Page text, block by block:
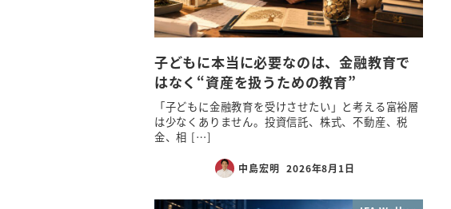
子どもに本当に必要なのは、金融教育で
はなく“資産を扱うための教育”
「子どもに金融教育を受けさせたい」と考える富裕層
は少なくありません。投資信託、株式、不動産、税
金、相 […]
中島宏明 2026年8月1日